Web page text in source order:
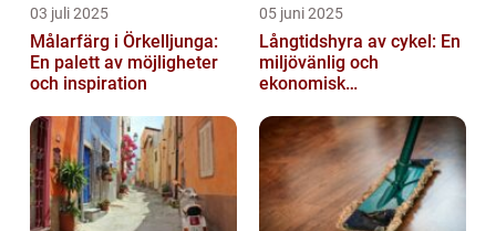
03 juli 2025
Målarfärg i Örkelljunga:
En palett av möjligheter
och inspiration
05 juni 2025
Långtidshyra av cykel: En
miljövänlig och
ekonomisk